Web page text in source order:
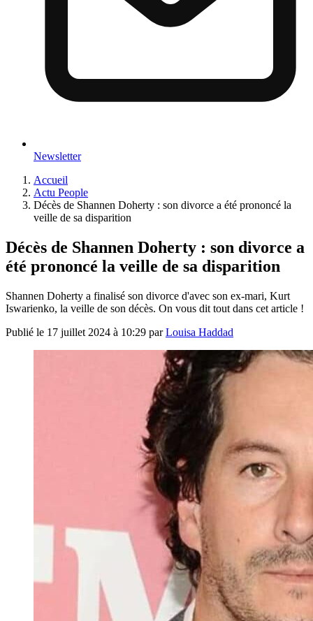
Newsletter
Accueil
Actu People
Décès de Shannen Doherty : son divorce a été prononcé la
veille de sa disparition
Décès de Shannen Doherty : son divorce a
été prononcé la veille de sa disparition
Shannen Doherty a finalisé son divorce d'avec son ex-mari, Kurt
Iswarienko, la veille de son décès. On vous dit tout dans cet article !
Publié le 17 juillet 2024 à 10:29 parLouisa Haddad